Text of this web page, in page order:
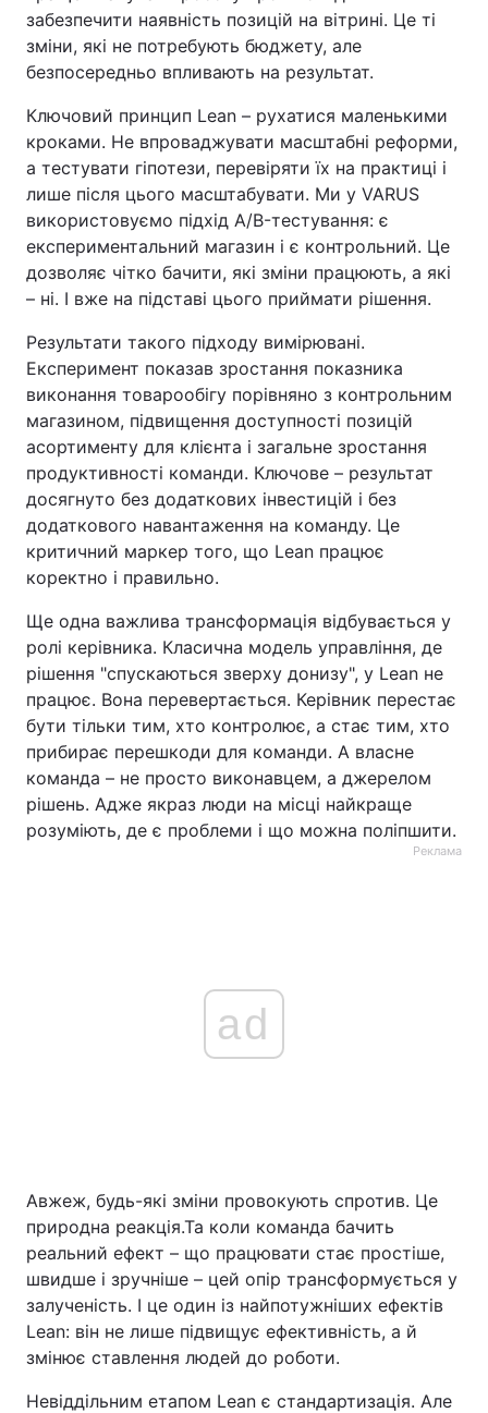
забезпечити наявність позицій на вітрині. Це ті
зміни, які не потребують бюджету, але
безпосередньо впливають на результат.
Ключовий принцип Lean – рухатися маленькими
кроками. Не впроваджувати масштабні реформи,
а тестувати гіпотези, перевіряти їх на практиці і
лише після цього масштабувати. Ми у VARUS
використовуємо підхід A/B-тестування: є
експериментальний магазин і є контрольний. Це
дозволяє чітко бачити, які зміни працюють, а які
– ні. І вже на підставі цього приймати рішення.
Результати такого підходу вимірювані.
Експеримент показав зростання показника
виконання товарообігу порівняно з контрольним
магазином, підвищення доступності позицій
асортименту для клієнта і загальне зростання
продуктивності команди. Ключове – результат
досягнуто без додаткових інвестицій і без
додаткового навантаження на команду. Це
критичний маркер того, що Lean працює
коректно і правильно.
Ще одна важлива трансформація відбувається у
ролі керівника. Класична модель управління, де
рішення "спускаються зверху донизу", у Lean не
працює. Вона перевертається. Керівник перестає
бути тільки тим, хто контролює, а стає тим, хто
прибирає перешкоди для команди. А власне
команда – не просто виконавцем, а джерелом
рішень. Адже якраз люди на місці найкраще
розуміють, де є проблеми і що можна поліпшити.
Реклама
ad
Авжеж, будь-які зміни провокують спротив. Це
природна реакція.Та коли команда бачить
реальний ефект – що працювати стає простіше,
швидше і зручніше – цей опір трансформується у
залученість. І це один із найпотужніших ефектів
Lean: він не лише підвищує ефективність, а й
змінює ставлення людей до роботи.
Невіддільним етапом Lean є стандартизація. Але